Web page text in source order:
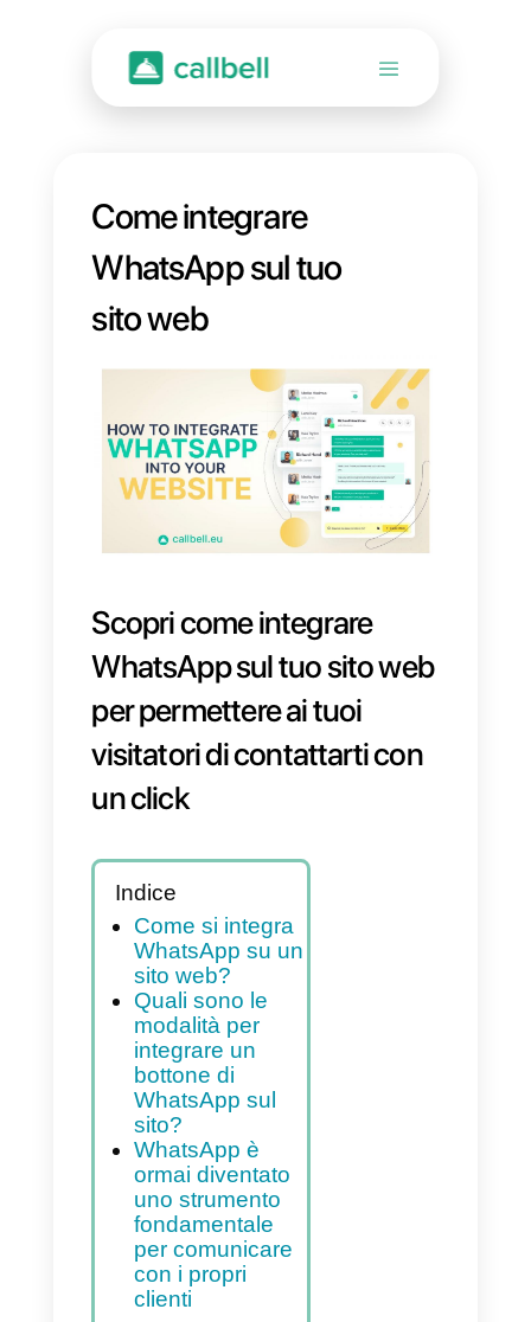
Come integrare
WhatsApp sul tuo
sito web
Scopri come integrare
WhatsApp sul tuo sito
per permettere ai tuoi
visitatori di contattarti con
un click
Indice
Come si integra
WhatsApp su un
sito web?
Quali sono le
modalità per
integrare un